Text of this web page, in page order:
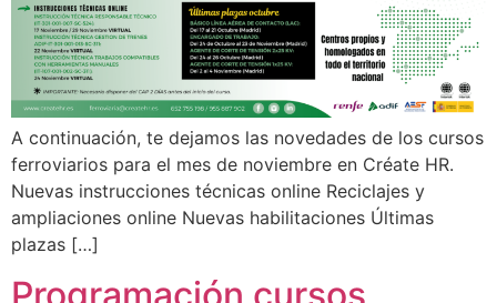
A continuación, te dejamos las novedades de los cursos
ferroviarios para el mes de noviembre en Créate HR.
Nuevas instrucciones técnicas online Reciclajes y
ampliaciones online Nuevas habilitaciones Últimas
plazas […]